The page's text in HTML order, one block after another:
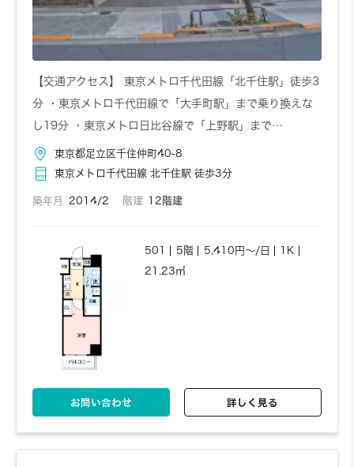
【交通アクセス】 東京メトロ千代田線「北千住駅」徒歩3
分 ・東京メトロ千代田線で「大手町駅」まで乗り換えな
し19分 ・東京メトロ日比谷線で「上野駅」まで…
東京都足立区千住仲町40-8
東京メトロ千代田線 北千住駅 徒歩3分
築年月 2014/2 階建 12階建
501 5階 5,410円～/日
1K
21.23㎡
お問い合わせ 詳しく見る